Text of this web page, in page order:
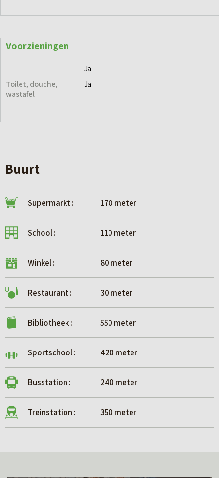
Voorzieningen
Ja
Toilet, douche,
wastafel
Ja
Buurt
Supermarkt : 170 meter
School : 110 meter
Winkel : 80 meter
Restaurant : 30 meter
Bibliotheek : 550 meter
Sportschool : 420 meter
Busstation : 240 meter
Treinstation : 350 meter